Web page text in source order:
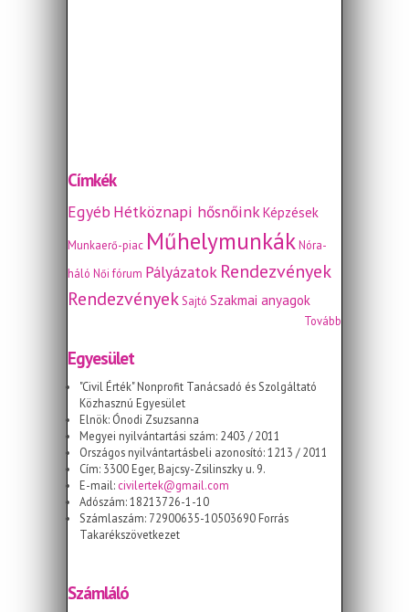
Címkék
EgyébHétköznapi hősnőinkKépzések
Munkaerő-piac MűhelymunkákNóra-
háló Női fórum Pályázatok Rendezvények
Rendezvények Sajtó Szakmai anyagok
Tovább
Egyesület
"Civil Érték" Nonprofit Tanácsadó és Szolgáltató
Közhasznú Egyesület
Elnök: Ónodi Zsuzsanna
Megyei nyilvántartási szám: 2403 / 2011
Országos nyilvántartásbeli azonosító: 1213 / 2011
Cím: 3300 Eger, Bajcsy-Zsilinszky u. 9.
E-mail: civilertek@gmail.com
Adószám: 18213726-1-10
Számlaszám: 72900635-10503690 Forrás
Takarékszövetkezet
Számláló